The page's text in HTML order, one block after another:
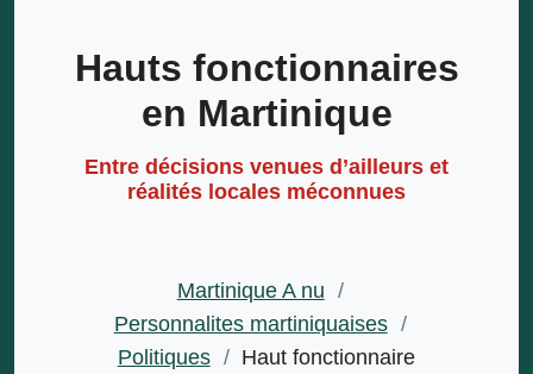
Hauts fonctionnaires
en Martinique
Entre décisions venues d’ailleurs et
réalités locales méconnues
Martinique A nu /
Personnalites martiniquaises /
Politiques / Haut fonctionnaire